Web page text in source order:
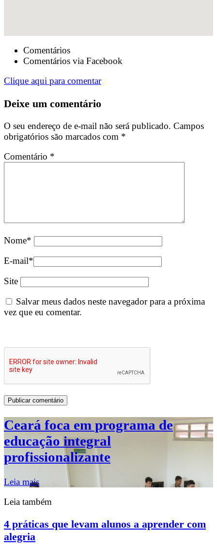
Comentários
Comentários via Facebook
Clique aqui para comentar
Deixe um comentário
O seu endereço de e-mail não será publicado. Campos
obrigatórios são marcados com *
Comentário *
Nome*
E-mail*
Site
Salvar meus dados neste navegador para a próxima
vez que eu comentar.
Ceará foca em programa de
educação integral
profissionalizante
Leia mais
Leia também
4 práticas que levam alunos a aprender com
alegria